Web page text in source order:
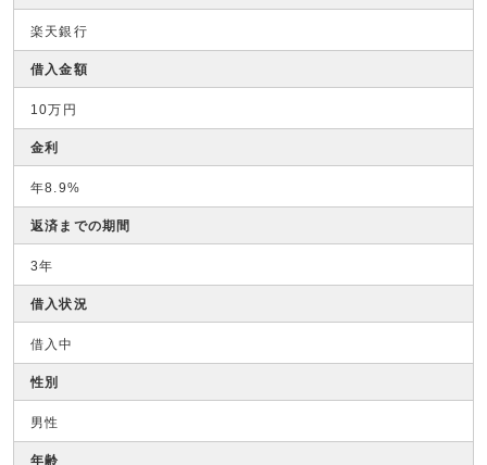
楽天銀行
借入金額
10万円
金利
年8.9%
返済までの期間
3年
借入状況
借入中
性別
男性
年齢